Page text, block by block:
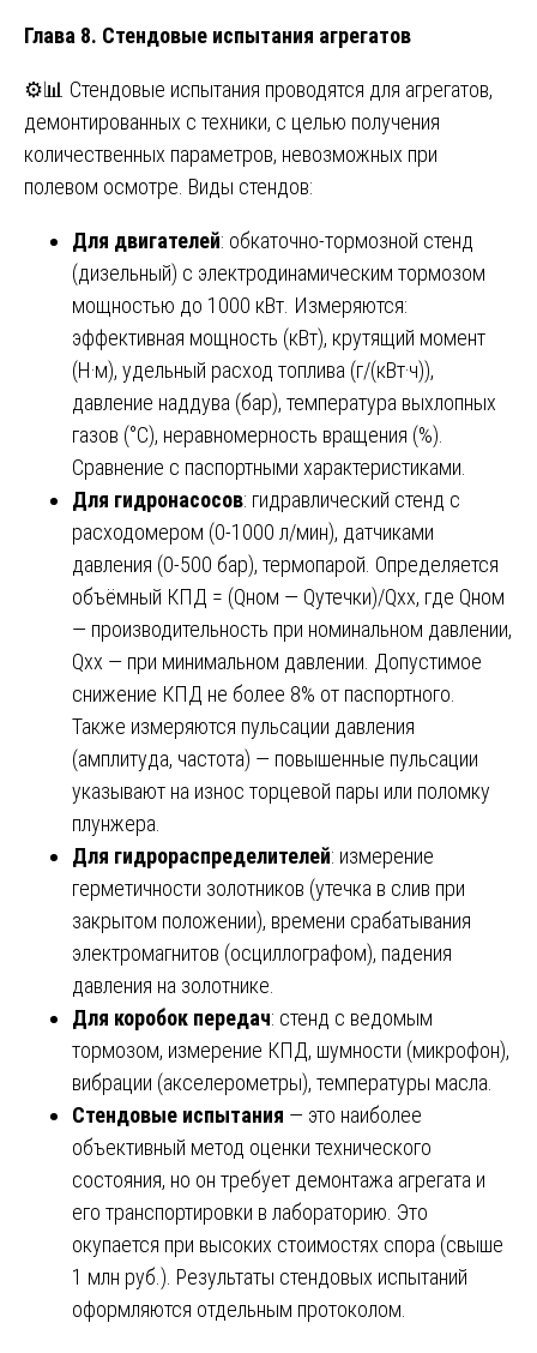
Глава 8. Стендовые испытания агрегатов
⚙️📊 Стендовые испытания проводятся для агрегатов,
демонтированных с техники, с целью получения
количественных параметров, невозможных при
полевом осмотре. Виды стендов:
Для двигателей: обкаточно-тормозной стенд
(дизельный) с электродинамическим тормозом
мощностью до 1000 кВт. Измеряются:
эффективная мощность (кВт), крутящий момент
(Н·м), удельный расход топлива (г/(кВт·ч)),
давление наддува (бар), температура выхлопных
газов (°C), неравномерность вращения (%).
Сравнение с паспортными характеристиками.
Для гидронасосов: гидравлический стенд с
расходомером (0-1000 л/мин), датчиками
давления (0-500 бар), термопарой. Определяется
объёмный КПД = (Qном — Qутечки)/Qхх, где Qном
— производительность при номинальном давлении,
Qхх — при минимальном давлении. Допустимое
снижение КПД не более 8% от паспортного.
Также измеряются пульсации давления
(амплитуда, частота) — повышенные пульсации
указывают на износ торцевой пары или поломку
плунжера.
Для гидрораспределителей: измерение
герметичности золотников (утечка в слив при
закрытом положении), времени срабатывания
электромагнитов (осциллографом), падения
давления на золотнике.
Для коробок передач: стенд с ведомым
тормозом, измерение КПД, шумности (микрофон),
вибрации (акселерометры), температуры масла.
Стендовые испытания — это наиболее
объективный метод оценки технического
состояния, но он требует демонтажа агрегата и
его транспортировки в лабораторию. Это
окупается при высоких стоимостях спора (свыше
1 млн руб.). Результаты стендовых испытаний
оформляются отдельным протоколом.